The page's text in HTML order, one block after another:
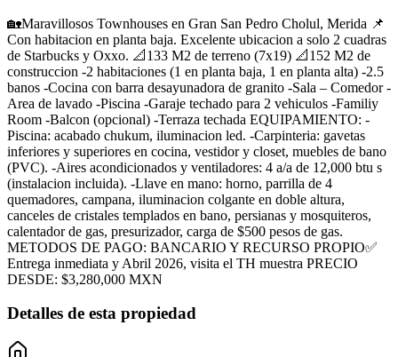
🏡Maravillosos Townhouses en Gran San Pedro Cholul, Merida 📌
Con habitacion en planta baja. Excelente ubicacion a solo 2 cuadras
de Starbucks y Oxxo. 📐133 M2 de terreno (7x19) 📐152 M2 de
construccion -2 habitaciones (1 en planta baja, 1 en planta alta) -2.5
banos -Cocina con barra desayunadora de granito -Sala – Comedor -
Area de lavado -Piscina -Garaje techado para 2 vehiculos -Familiy
Room -Balcon (opcional) -Terraza techada EQUIPAMIENTO: -
Piscina: acabado chukum, iluminacion led. -Carpinteria: gavetas
inferiores y superiores en cocina, vestidor y closet, muebles de bano
(PVC). -Aires acondicionados y ventiladores: 4 a/a de 12,000 btu s
(instalacion incluida). -Llave en mano: horno, parrilla de 4
quemadores, campana, iluminacion colgante en doble altura,
canceles de cristales templados en bano, persianas y mosquiteros,
calentador de gas, presurizador, carga de $500 pesos de gas.
METODOS DE PAGO: BANCARIO Y RECURSO PROPIO✅
Entrega inmediata y Abril 2026, visita el TH muestra PRECIO
DESDE: $3,280,000 MXN
Detalles de esta propiedad